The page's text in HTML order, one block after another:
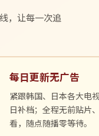
，让每一次追
每日更新无广告
紧跟韩国、日本各大电
日补档；全程无前贴片
看，随点随播零等待。